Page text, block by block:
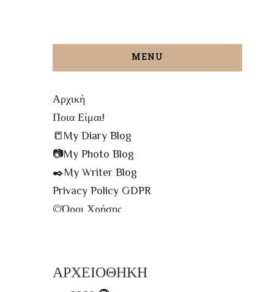
MENU
Αρχική
Ποια Είμαι!
📒My Diary Blog
📷My Photo Blog
✒️My Writer Blog
Privacy Policy GDPR
©️Όροι Χρήσης
ΑΡΧΕΙΟΘΗΚΗ